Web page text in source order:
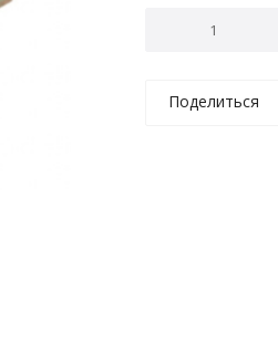
Поделиться